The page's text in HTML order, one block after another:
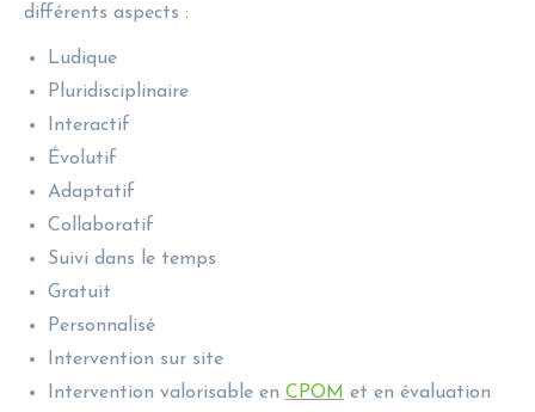
différents aspects :
Ludique
Pluridisciplinaire
Interactif
Évolutif
Adaptatif
Collaboratif
Suivi dans le temps
Gratuit
Personnalisé
Intervention sur site
Intervention valorisable en CPOM et en évaluation